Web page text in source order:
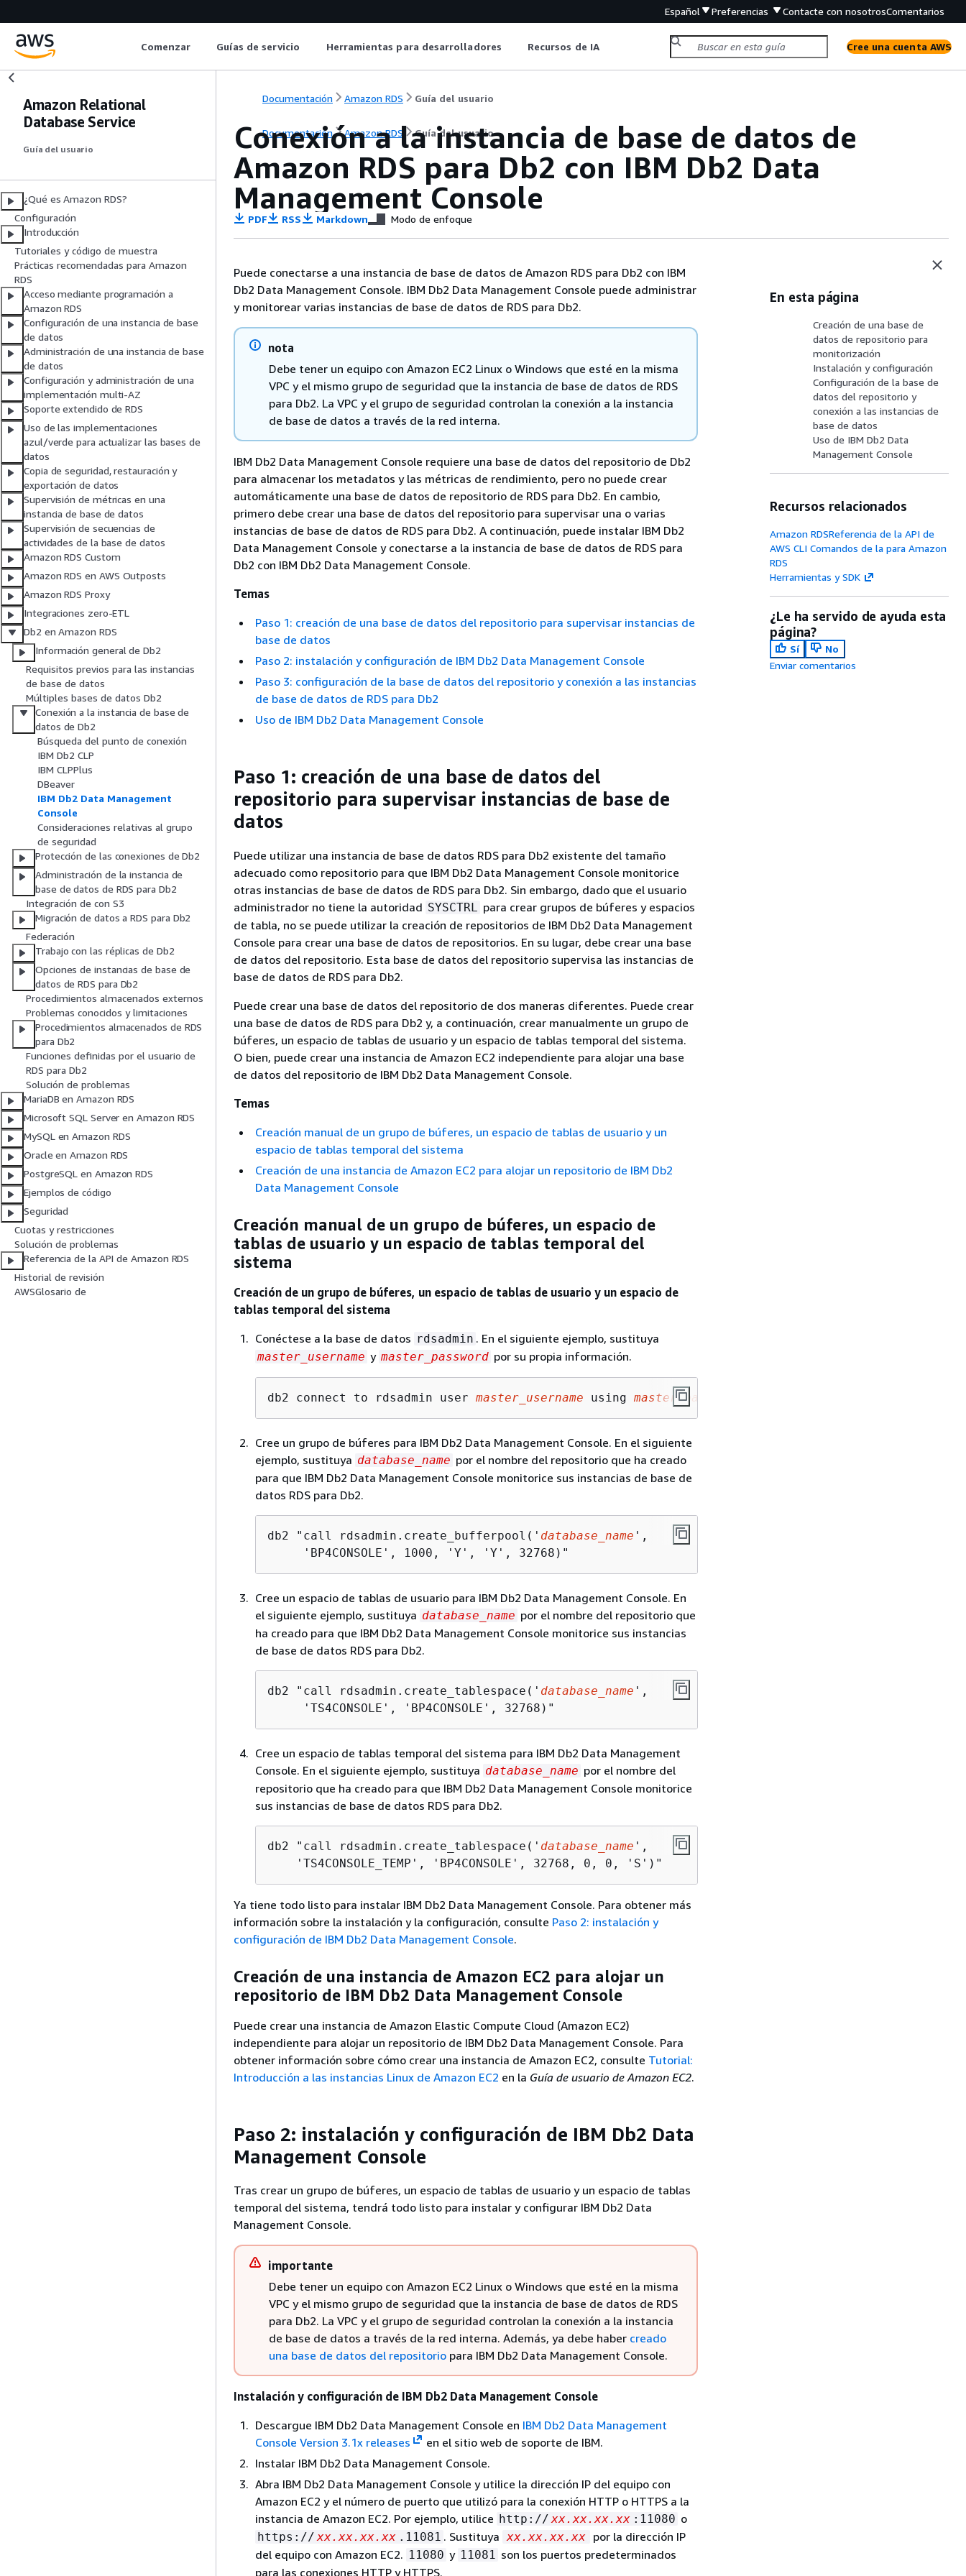
Español Preferencias Contacte con nosotrosComentarios
Comenzar Guías de servicio Herramientas para desarrolladores Recursos de IA Cree una cuenta AWS
Amazon Relational
Database Service
Guía del usuario
¿Qué es Amazon RDS?
Configuración
Introducción
Tutoriales y código de muestra
Prácticas recomendadas para Amazon
RDS
Acceso mediante programación a
Amazon RDS
Configuración de una instancia de base
de datos
Administración de una instancia de base
de datos
Configuración y administración de una
implementación multi-AZ
Soporte extendido de RDS
Uso de las implementaciones
azul/verde para actualizar las bases de
datos
Copia de seguridad, restauración y
exportación de datos
Supervisión de métricas en una
instancia de base de datos
Supervisión de secuencias de
actividades de la base de datos
Amazon RDS Custom
Amazon RDS en AWS Outposts
Amazon RDS Proxy
Integraciones zero-ETL
Db2 en Amazon RDS
Información general de Db2
Requisitos previos para las instancias
de base de datos
Múltiples bases de datos Db2
Conexión a la instancia de base de
datos de Db2
Búsqueda del punto de conexión
IBM Db2 CLP
IBM CLPPlus
DBeaver
IBM Db2 Data Management
Console
Consideraciones relativas al grupo
de seguridad
Protección de las conexiones de Db2
Administración de la instancia de
base de datos de RDS para Db2
Integración de con S3
Migración de datos a RDS para Db2
Federación
Trabajo con las réplicas de Db2
Opciones de instancias de base de
datos de RDS para Db2
Procedimientos almacenados externos
Problemas conocidos y limitaciones
Procedimientos almacenados de RDS
para Db2
Funciones definidas por el usuario de
RDS para Db2
Solución de problemas
MariaDB en Amazon RDS
Microsoft SQL Server en Amazon RDS
MySQL en Amazon RDS
Oracle en Amazon RDS
PostgreSQL en Amazon RDS
Ejemplos de código
Seguridad
Cuotas y restricciones
Solución de problemas
Referencia de la API de Amazon RDS
Historial de revisión
AWSGlosario de
Documentación Amazon RDS Guía del usuario
Documentación Amazon RDS Guía del usuario
Conexión a la instancia de base de datos de
Amazon RDS para Db2 con IBM Db2 Data
Management Console
PDF RSS Markdown Modo de enfoque
Puede conectarse a una instancia de base de datos de Amazon RDS para Db2 con IBM
Db2 Data Management Console. IBM Db2 Data Management Console puede administrar
y monitorear varias instancias de base de datos de RDS para Db2.
nota
Debe tener un equipo con Amazon EC2 Linux o Windows que esté en la misma
VPC y el mismo grupo de seguridad que la instancia de base de datos de RDS
para Db2. La VPC y el grupo de seguridad controlan la conexión a la instancia
de base de datos a través de la red interna.
IBM Db2 Data Management Console requiere una base de datos del repositorio de Db2
para almacenar los metadatos y las métricas de rendimiento, pero no puede crear
automáticamente una base de datos de repositorio de RDS para Db2. En cambio,
primero debe crear una base de datos del repositorio para supervisar una o varias
instancias de base de datos de RDS para Db2. A continuación, puede instalar IBM Db2
Data Management Console y conectarse a la instancia de base de datos de RDS para
Db2 con IBM Db2 Data Management Console.
Temas
Paso 1: creación de una base de datos del repositorio para supervisar instancias de
base de datos
Paso 2: instalación y configuración de IBM Db2 Data Management Console
Paso 3: configuración de la base de datos del repositorio y conexión a las instancias
de base de datos de RDS para Db2
Uso de IBM Db2 Data Management Console
Paso 1: creación de una base de datos del
repositorio para supervisar instancias de base de
datos
Puede utilizar una instancia de base de datos RDS para Db2 existente del tamaño
adecuado como repositorio para que IBM Db2 Data Management Console monitorice
otras instancias de base de datos de RDS para Db2. Sin embargo, dado que el usuario
administrador no tiene la autoridad SYSCTRL
para crear grupos de búferes y espacios
de tabla, no se puede utilizar la creación de repositorios de IBM Db2 Data Management
Console para crear una base de datos de repositorios. En su lugar, debe crear una base
de datos del repositorio. Esta base de datos del repositorio supervisa las instancias de
base de datos de RDS para Db2.
Puede crear una base de datos del repositorio de dos maneras diferentes. Puede crear
una base de datos de RDS para Db2 y, a continuación, crear manualmente un grupo de
búferes, un espacio de tablas de usuario y un espacio de tablas temporal del sistema.
O bien, puede crear una instancia de Amazon EC2 independiente para alojar una base
de datos del repositorio de IBM Db2 Data Management Console.
Temas
Creación manual de un grupo de búferes, un espacio de tablas de usuario y un
espacio de tablas temporal del sistema
Creación de una instancia de Amazon EC2 para alojar un repositorio de IBM Db2
Data Management Console
Creación manual de un grupo de búferes, un espacio de
tablas de usuario y un espacio de tablas temporal del
sistema
Creación de un grupo de búferes, un espacio de tablas de usuario y un espacio de
tablas temporal del sistema
Conéctese a la base de datos rdsadmin . En el siguiente ejemplo, sustituya
master_username y master_password por su propia información.
db2 connect to rdsadmin user master_username using master_password
Cree un grupo de búferes para IBM Db2 Data Management Console. En el siguiente
ejemplo, sustituya database_name por el nombre del repositorio que ha creado
para que IBM Db2 Data Management Console monitorice sus instancias de base de
datos RDS para Db2.
db2 "call rdsadmin.create_bufferpool(' database_name ',
     'BP4CONSOLE', 1000, 'Y', 'Y', 32768)"
Cree un espacio de tablas de usuario para IBM Db2 Data Management Console. En
el siguiente ejemplo, sustituya database_name por el nombre del repositorio que
ha creado para que IBM Db2 Data Management Console monitorice sus instancias
de base de datos RDS para Db2.
db2 "call rdsadmin.create_tablespace(' database_name ',
     'TS4CONSOLE', 'BP4CONSOLE', 32768)"
Cree un espacio de tablas temporal del sistema para IBM Db2 Data Management
Console. En el siguiente ejemplo, sustituya database_name por el nombre del
repositorio que ha creado para que IBM Db2 Data Management Console monitorice
sus instancias de base de datos RDS para Db2.
db2 "call rdsadmin.create_tablespace(' database_name ',
    'TS4CONSOLE_TEMP', 'BP4CONSOLE', 32768, 0, 0, 'S')"
Ya tiene todo listo para instalar IBM Db2 Data Management Console. Para obtener más
información sobre la instalación y la configuración, consulte Paso 2: instalación y
configuración de IBM Db2 Data Management Console.
Creación de una instancia de Amazon EC2 para alojar un
repositorio de IBM Db2 Data Management Console
Puede crear una instancia de Amazon Elastic Compute Cloud (Amazon EC2)
independiente para alojar un repositorio de IBM Db2 Data Management Console. Para
obtener información sobre cómo crear una instancia de Amazon EC2, consulte Tutorial:
Introducción a las instancias Linux de Amazon EC2 en la Guía de usuario de Amazon EC2.
Paso 2: instalación y configuración de IBM Db2 Data
Management Console
Tras crear un grupo de búferes, un espacio de tablas de usuario y un espacio de tablas
temporal del sistema, tendrá todo listo para instalar y configurar IBM Db2 Data
Management Console.
importante
Debe tener un equipo con Amazon EC2 Linux o Windows que esté en la misma
VPC y el mismo grupo de seguridad que la instancia de base de datos de RDS
para Db2. La VPC y el grupo de seguridad controlan la conexión a la instancia
de base de datos a través de la red interna. Además, ya debe haber creado
una base de datos del repositorio para IBM Db2 Data Management Console.
Instalación y configuración de IBM Db2 Data Management Console
Descargue IBM Db2 Data Management Console en IBM Db2 Data Management
Console Version 3.1x releases
en el sitio web de soporte de IBM.
Instalar IBM Db2 Data Management Console.
Abra IBM Db2 Data Management Console y utilice la dirección IP del equipo con
Amazon EC2 y el número de puerto que utilizó para la conexión HTTP o HTTPS a la
instancia de Amazon EC2. Por ejemplo, utilice http:// xx.xx.xx.xx :11080 o
https:// xx.xx.xx.xx .11081 . Sustituya xx.xx.xx.xx por la dirección IP
del equipo con Amazon EC2. 11080 y 11081 son los puertos predeterminados
para las conexiones HTTP y HTTPS.
En esta página
Creación de una base de
datos de repositorio para
monitorización
Instalación y configuración
Configuración de la base de
datos del repositorio y
conexión a las instancias de
base de datos
Uso de IBM Db2 Data
Management Console
Recursos relacionados
Amazon RDSReferencia de la API de
AWS CLI Comandos de la para Amazon
RDS
Herramientas y SDK
¿Le ha servido de ayuda esta
página?
Sí
No
Enviar comentarios